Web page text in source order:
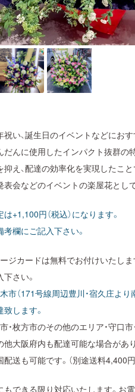
祝い、誕生日のイベントなどにお
だんに使用したインパクト抜群の
え、配達の効率化を実現したこ
表会などのイベントの楽屋花とし
+1,100円（税込）になります。
欄にご記入下さい。
ジカードは無料でお付けいたし
さい。
市（171号線周辺豊川・宿久庄より
します。
・枚方市のその他のエリア・守口
大阪府内も配達可能な場合があ
送も可能です。（別途送料4,400円
できる限り対応いたします。お